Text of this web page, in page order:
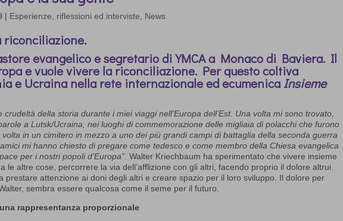
| Esperienze, riflessioni ed interviste News
riconciliazione.
evangelico e segretario di YMCA a Monaco di Baviera. Il
e vuole vivere la riconciliazione. Per questo coltiva
e Ucraina nella rete internazionale ed ecumenica Insieme
della storia durante i miei viaggi nell’Europa dell’Est. Una volta mi sono trovato,
a Lutsk/Ucraina, nei luoghi di commemorazione delle migliaia di polacchi che furono
in un cimitero in mezzo a uno dei più grandi campi di battaglia della seconda guerra
mi hanno chiesto di pregare come tedesco e come membro della Chiesa evangelica
per i nostri popoli d’Europa”. Walter Kriechbaum ha sperimentato che vivere insieme
le altre cose, percorrere la via dell’afflizione con gli altri, facendo proprio il dolore altrui.
prestare attenzione ai doni degli altri e creare spazio per il loro sviluppo. Il dolore per
sembra essere qualcosa come il seme per il futuro.
rappresentanza proporzionale